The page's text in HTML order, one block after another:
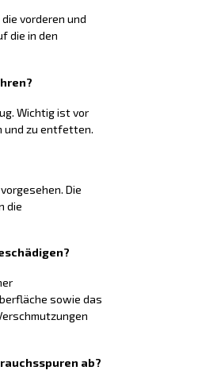
vorderen und
die in den
Wichtig ist vor
und zu entfetten.
Die
die
sowie das
ab?